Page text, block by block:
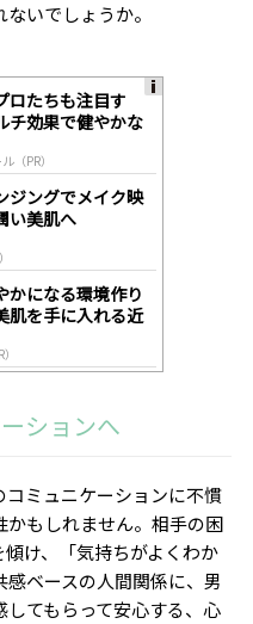
いでしょうか。
ロたちも注目す
チ効果で健やかな
（PR）
ジングでメイク映
い美肌へ
かになる環境作り
肌を手に入れる近
ションへ
コミュニケーションに不慣
もしれません。相手の困
け、「気持ちがよくわか
ベースの人間関係に、男
てもらって安心する、心